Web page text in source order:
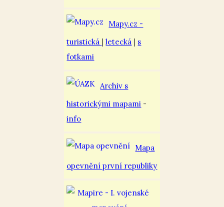
Mapy.cz -
turistická |letecká | s
fotkami
Archiv s
historickými mapami -
info
Mapa
opevnění první republiky